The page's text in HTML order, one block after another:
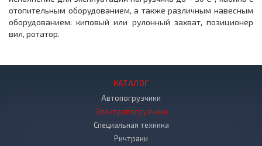
отопительным оборудованием, а также различным навесным
оборудованием: киповый или рулонный захват, позиционер
вил, ротатор.
КАТАЛОГ
Автопогрузчики
Электропогрузчики
Специальная техника
Ричтраки